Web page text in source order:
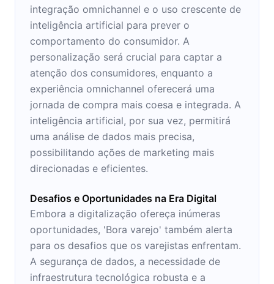
integração omnichannel e o uso crescente de
inteligência artificial para prever o
comportamento do consumidor. A
personalização será crucial para captar a
atenção dos consumidores, enquanto a
experiência omnichannel oferecerá uma
jornada de compra mais coesa e integrada. A
inteligência artificial, por sua vez, permitirá
uma análise de dados mais precisa,
possibilitando ações de marketing mais
direcionadas e eficientes.
Desafios e Oportunidades na Era Digital
Embora a digitalização ofereça inúmeras
oportunidades, 'Bora varejo' também alerta
para os desafios que os varejistas enfrentam.
A segurança de dados, a necessidade de
infraestrutura tecnológica robusta e a